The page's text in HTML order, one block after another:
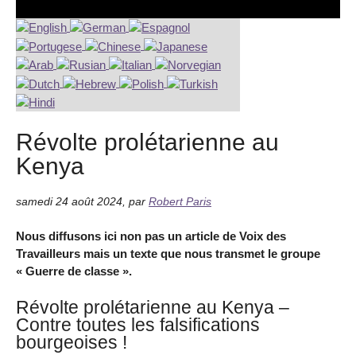
Révolte prolétarienne au
Kenya
samedi 24 août 2024 par Robert Paris
Nous diffusons ici non pas un article de Voix des
Travailleurs mais un texte que nous transmet le groupe
« Guerre de classe ».
Révolte prolétarienne au Kenya –
Contre toutes les falsifications
bourgeoises !